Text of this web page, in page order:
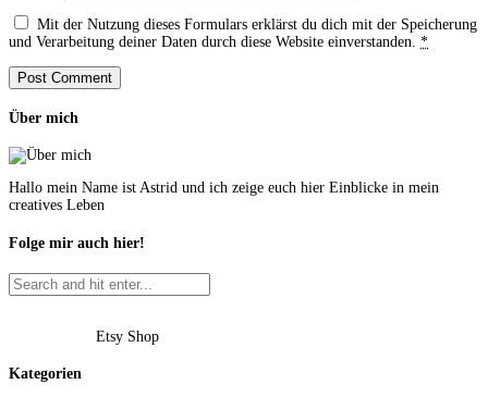
Mit der Nutzung dieses Formulars erklärst du dich mit der Speicherung
und Verarbeitung deiner Daten durch diese Website einverstanden. *
Über mich
Hallo mein Name ist Astrid und ich zeige euch hier Einblicke in mein
creatives Leben
Folge mir auch hier!
Etsy Shop
Kategorien